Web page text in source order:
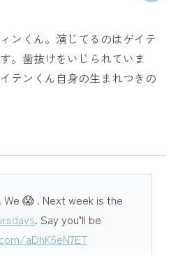
ンくん。演じてるのはゲイテ
。歯抜けをいじられていま
テンくん自身の生まれつきの
We 😱 . Next week is the
. Say you’ll be
aDhK6eN7ET